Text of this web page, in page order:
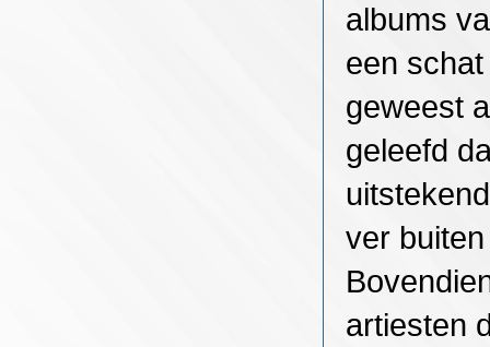
albums
een
geweest
geleefd
ver
artiesten